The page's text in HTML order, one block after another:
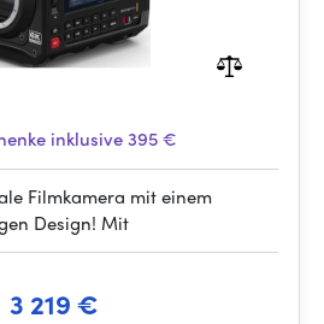
inklusive 395 €
Filmkamera mit einem
Design! Mit
3 219 €